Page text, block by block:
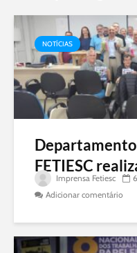
NOTÍCIAS
FETIESC
Imprensa Fetiesc
Adicionar comentário